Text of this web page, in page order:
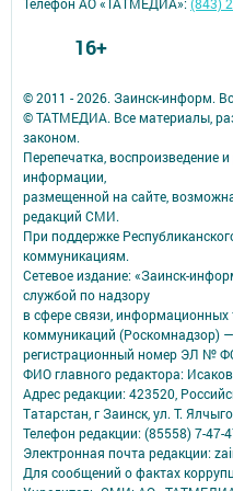
© 2011 - 2026. Заинск-информ.
© ТАТМЕДИА. Все материалы,
законом.
Перепечатка, воспроизведение
информации,
размещенной на сайте,
редакций СМИ.
При поддержке
коммуникациям.
Сетевое издание: «Заинск-
службой по надзору
в сфере связи, информационных
коммуникаций (Роскомнадзор) —
регистрационный номер ЭЛ №
ФИО главного редактора:
Адрес редакции: 423520,
Татарстан, г Заинск, ул. Т.
Телефон редакции: (85558) 7-47-
Электронная почта редакции:
Для сообщений о фактах
Телефон АО «ТАТМЕДИА»:(843)
16+